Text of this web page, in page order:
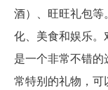
酒）、旺旺礼包
化、美食和娱乐
是一个非常不错
常特别的礼物，可